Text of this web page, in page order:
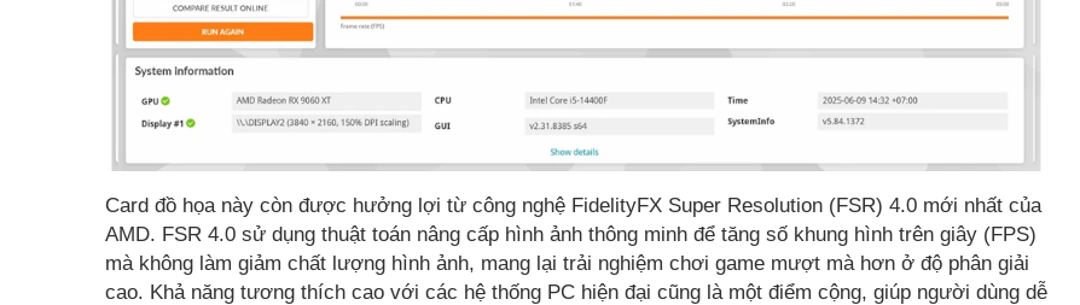
Card đồ họa này còn được hưởng lợi từ công nghệ FidelityFX Super Resolution (FSR) 4.0 mới nhất của
AMD. FSR 4.0 sử dụng thuật toán nâng cấp hình ảnh thông minh để tăng số khung hình trên giây (FPS)
mà không làm giảm chất lượng hình ảnh, mang lại trải nghiệm chơi game mượt mà hơn ở độ phân giải
cao. Khả năng tương thích cao với các hệ thống PC hiện đại cũng là một điểm cộng, giúp người dùng dễ